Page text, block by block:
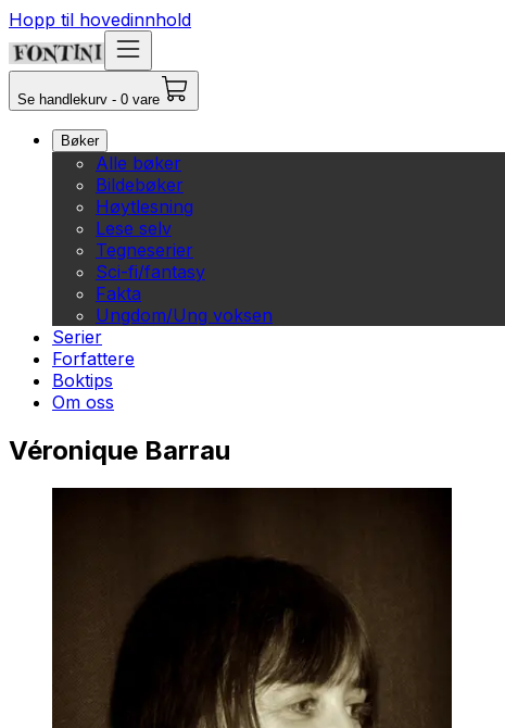
Hopp til hovedinnhold
Se handlekurv - 0 vare
Bøker
Alle bøker
Bildebøker
Høytlesning
Lese selv
Tegneserier
Sci-fi/fantasy
Fakta
Ungdom/Ung voksen
Serier
Forfattere
Boktips
Om oss
Véronique Barrau